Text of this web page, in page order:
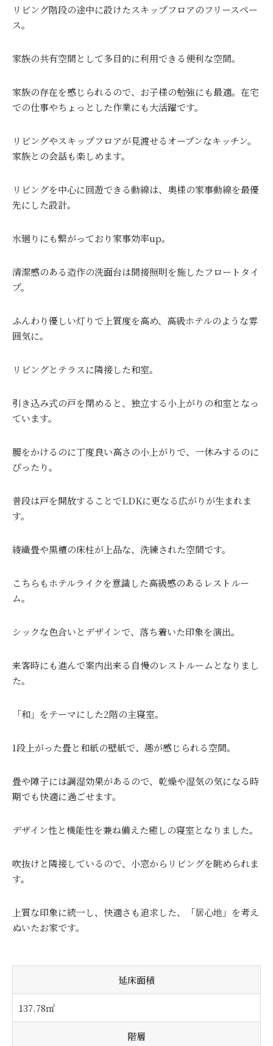
リビング階段の途中に設けたスキップフロアのフリースペー
ス。
家族の共有空間として多目的に利用できる便利な空間。
家族の存在を感じられるので、お子様の勉強にも最適。在宅
での仕事やちょっとした作業にも大活躍です。
リビングやスキップフロアが見渡せるオープンなキッチン。
家族との会話も楽しめます。
リビングを中心に回遊できる動線は、奥様の家事動線を最優
先にした設計。
水廻りにも繋がっており家事効率up。
清潔感のある造作の洗面台は間接照明を施したフロートタイ
プ。
ふんわり優しい灯りで上質度を高め、高級ホテルのような雰
囲気に。
リビングとテラスに隣接した和室。
引き込み式の戸を閉めると、独立する小上がりの和室となっ
ています。
腰をかけるのに丁度良い高さの小上がりで、一休みするのに
ぴったり。
普段は戸を開放することでLDKに更なる広がりが生まれま
す。
綾織畳や黒檀の床柱が上品な、洗練された空間です。
こちらもホテルライクを意識した高級感のあるレストルー
ム。
シックな色合いとデザインで、落ち着いた印象を演出。
来客時にも進んで案内出来る自慢のレストルームとなりまし
た。
「和」をテーマにした2階の主寝室。
1段上がった畳と和紙の壁紙で、趣が感じられる空間。
畳や障子には調湿効果があるので、乾燥や湿気の気になる時
期でも快適に過ごせます。
デザイン性と機能性を兼ね備えた癒しの寝室となりました。
吹抜けと隣接しているので、小窓からリビングを眺められま
す。
上質な印象に統一し、快適さも追求した、「居心地」を考え
ぬいたお家です。
延床面積
137.78㎡
階層